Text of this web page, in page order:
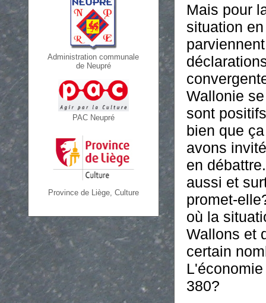
Administration communale
de Neupré
PAC Neupré
Province de Liège, Culture
Mais pour
situation
Wallonie
sont
bien que
avons
en
aussi et
promet-
où la
Wallons et
certain
380?